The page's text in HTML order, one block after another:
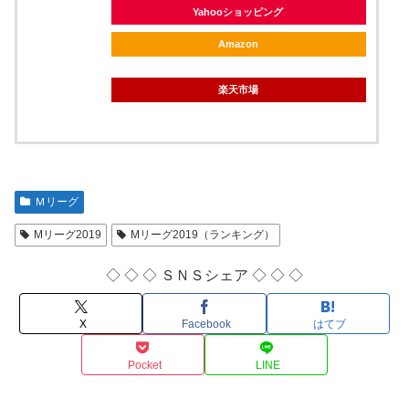
Yahooショッピング
Amazon
楽天市場
Ｍリーグ
Mリーグ2019 Mリーグ2019（ランキング）
◇ ◇ ◇ ＳＮＳシェア ◇ ◇ ◇
X Facebook はてブ
Pocket LINE